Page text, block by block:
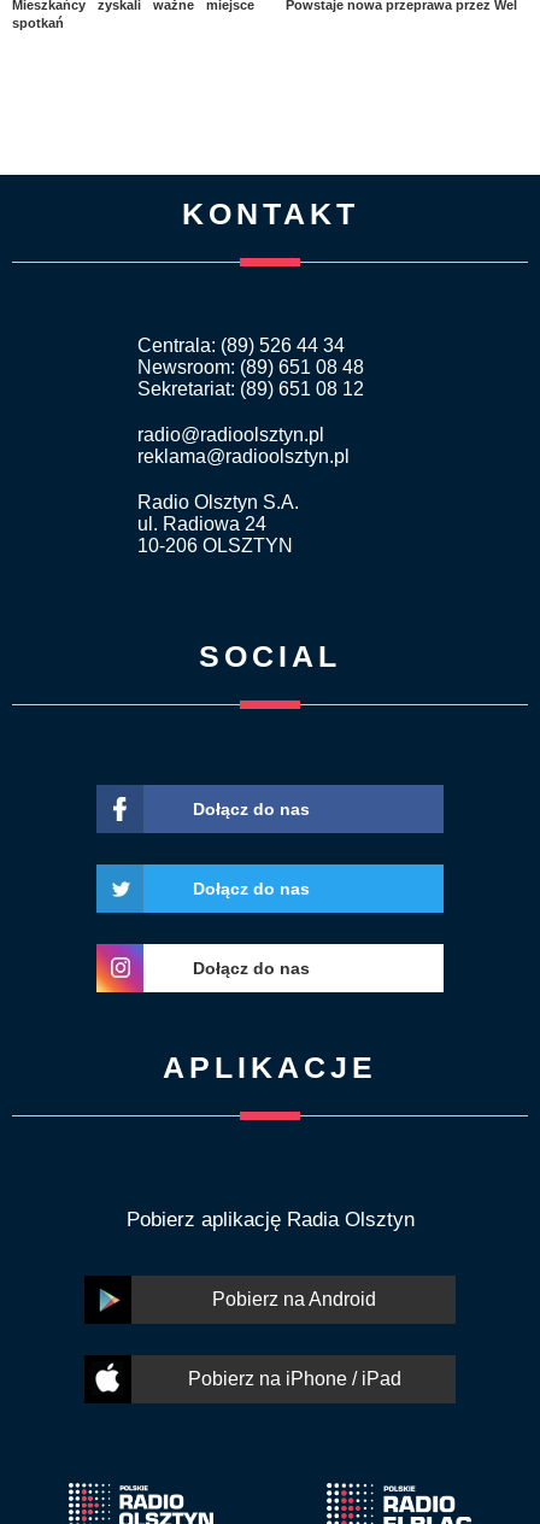
Mieszkańcy zyskali ważne miejsce
spotkań
Powstaje nowa przeprawa przez Wel
KONTAKT
Centrala: (89) 526 44 34
Newsroom: (89) 651 08 48
Sekretariat: (89) 651 08 12
radio@radioolsztyn.pl
reklama@radioolsztyn.pl
Radio Olsztyn S.A.
ul. Radiowa 24
10-206 OLSZTYN
SOCIAL
Dołącz do nas
Dołącz do nas
Dołącz do nas
APLIKACJE
Pobierz aplikację Radia Olsztyn
Pobierz na Android
Pobierz na iPhone / iPad